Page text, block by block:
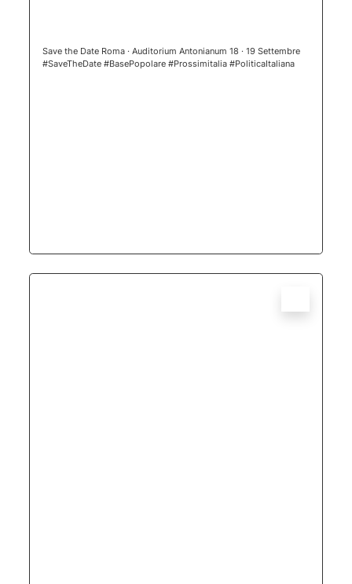
Save the Date Roma · Auditorium Antonianum 18 · 19 Settembre
#SaveTheDate #BasePopolare #Prossimitalia #PoliticaItaliana